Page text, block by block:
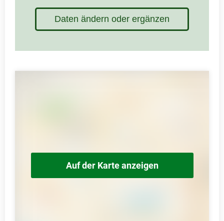
Daten ändern oder ergänzen
Auf der Karte anzeigen